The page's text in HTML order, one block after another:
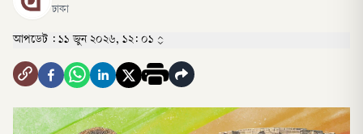
ঢাকা
আপডেট : ১১ জুন ২০২৬, ১২: ০১